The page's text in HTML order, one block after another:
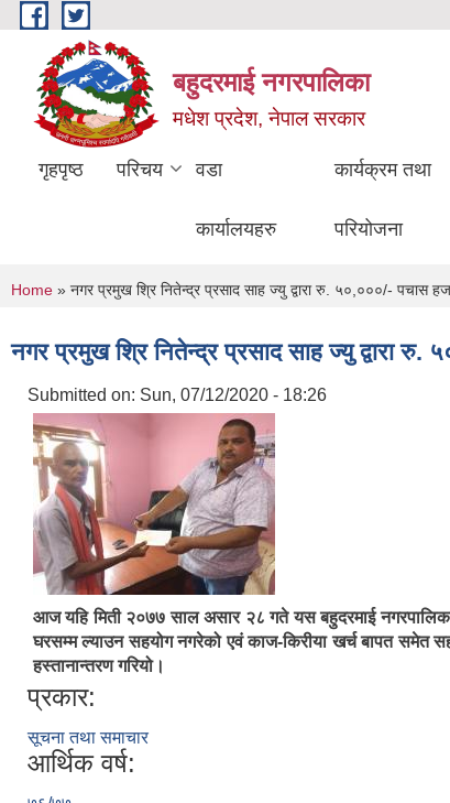
Skip to main content
बहुदरमाई नगरपालिका
मधेश प्रदेश, नेपाल सरकार
गृहपृष्ठ परिचय वडा
कार्यालयहरु
कार्यक्रम तथा
परियोजना
You are here
Home » नगर प्रमुख श्रि नितेन्द्र प्रसाद साह ज्यु द्वारा रु. ५०,०००/- पचास
नगर प्रमुख श्रि नितेन्द्र प्रसाद साह ज्यु द्वारा
Submitted on: Sun, 07/12/2020 - 18:26
आज यहि मिती २०७७ साल असार २८ गते यस बहुदरमाई
घरसम्म ल्याउन सहयोग नगरेको एवं काज-किरीया खर्च बापत समेत
हस्तानान्तरण गरियो।
प्रकार:
सूचना तथा समाचार
आर्थिक वर्ष: